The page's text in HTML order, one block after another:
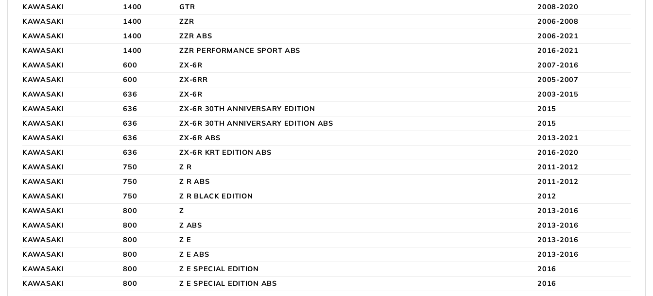
KAWASAKI
1400 GTR
2008-2020
KAWASAKI
1400 ZZR
2006-2008
KAWASAKI
1400 ZZR ABS
2006-2021
KAWASAKI
1400 ZZR PERFORMANCE SPORT ABS
2016-2021
KAWASAKI
600 ZX-6R
2007-2016
KAWASAKI
600 ZX-6RR
2005-2007
KAWASAKI
636 ZX-6R
2003-2015
KAWASAKI
636 ZX-6R 30TH ANNIVERSARY EDITION
2015
KAWASAKI
636 ZX-6R 30TH ANNIVERSARY EDITION ABS
2015
KAWASAKI
636 ZX-6R ABS
2013-2021
KAWASAKI
636 ZX-6R KRT EDITION ABS
2016-2020
KAWASAKI
750 Z R
2011-2012
KAWASAKI
750 Z R ABS
2011-2012
KAWASAKI
750 Z R BLACK EDITION
2012
KAWASAKI
800 Z
2013-2016
KAWASAKI
800 Z ABS
2013-2016
KAWASAKI
800 Z E
2013-2016
KAWASAKI
800 Z E ABS
2013-2016
KAWASAKI
800 Z E SPECIAL EDITION
2016
KAWASAKI
800 Z E SPECIAL EDITION ABS 2016